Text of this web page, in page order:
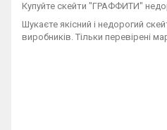
Купуйте скейти "ГРАФФИТИ"
Шукаєте якісний і недорогий
виробників. Тільки перевірені